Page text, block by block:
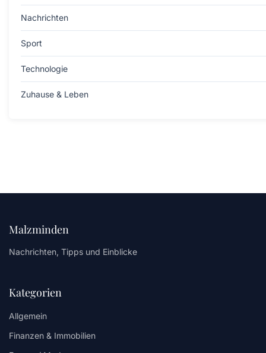
Nachrichten
Sport
Technologie
Zuhause & Leben
Malzminden
Nachrichten, Tipps und Einblicke
Kategorien
Allgemein
Finanzen & Immobilien